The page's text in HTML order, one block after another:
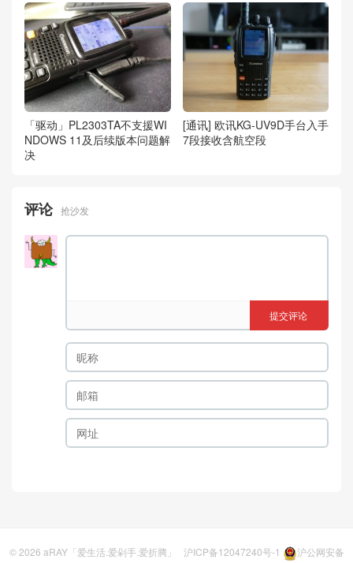
「驱动」PL2303TA不支援WI
NDOWS 11及后续版本问题解
决
[通讯] 欧讯KG-UV9D手台入手
7段接收含航空段
评论 抢沙发
提交评论
© 2026 aRAY「爱生活.爱剁手.爱折腾」 沪ICP备12047240号-1
沪公网安备